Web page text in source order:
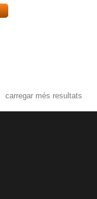
carregar més resultats